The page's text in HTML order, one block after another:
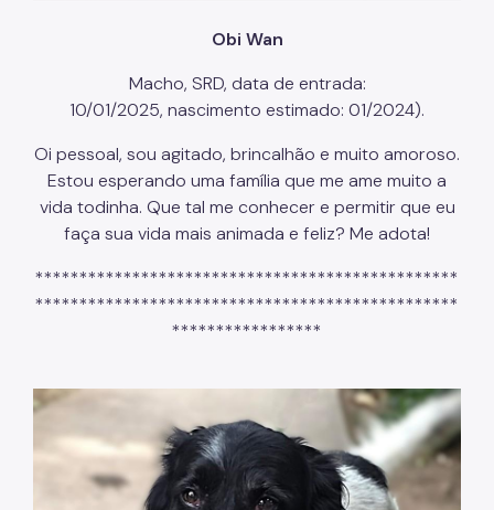
Obi Wan
Macho, SRD, data de entrada:
10/01/2025, nascimento estimado: 01/2024).
Oi pessoal, sou agitado, brincalhão e muito amoroso.
Estou esperando uma família que me ame muito a
vida todinha. Que tal me conhecer e permitir que eu
faça sua vida mais animada e feliz? Me adota!
************************************************
************************************************
*****************